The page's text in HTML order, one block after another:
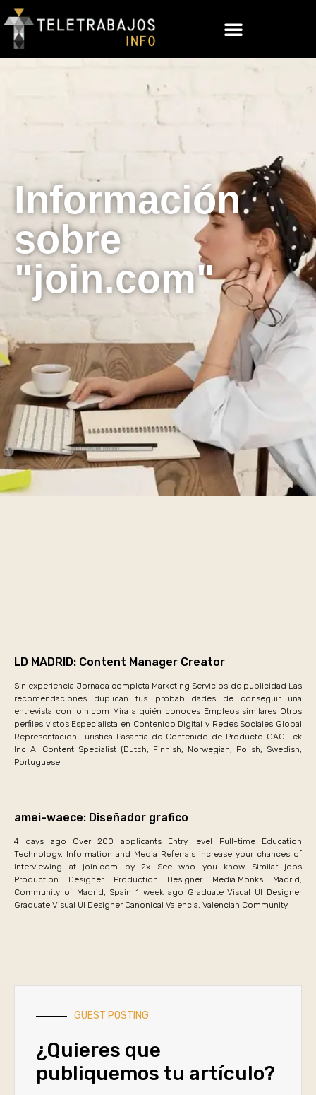
Información
sobre
"join.com"
LD MADRID: Content Manager Creator
Sin experiencia Jornada completa Marketing Servicios de publicidad Las
recomendaciones duplican tus probabilidades de conseguir una
entrevista con join.com Mira a quién conoces Empleos similares Otros
perfiles vistos Especialista en Contenido Digital y Redes Sociales Global
Representacion Turistica Pasantía de Contenido de Producto GAO Tek
Inc AI Content Specialist (Dutch, Finnish, Norwegian, Polish, Swedish,
Portuguese
amei-waece: Diseñador grafico
4 days ago Over 200 applicants Entry level Full-time Education
Technology, Information and Media Referrals increase your chances of
interviewing at join.com by 2x See who you know Similar jobs
Production Designer Production Designer Media.Monks Madrid,
Community of Madrid, Spain 1 week ago Graduate Visual UI Designer
Graduate Visual UI Designer Canonical Valencia, Valencian Community
GUEST POSTING
¿Quieres que
publiquemos tu artículo?